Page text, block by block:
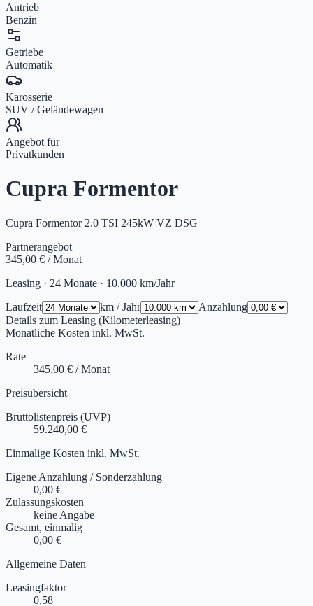
Antrieb
Benzin
Getriebe
Automatik
Karosserie
SUV / Geländewagen
Angebot für
Privatkunden
Cupra Formentor
Cupra Formentor 2.0 TSI 245kW VZ DSG
Partnerangebot
345,00 € / Monat
Leasing · 24 Monate · 10.000 km/Jahr
Laufzeit
km / Jahr
Anzahlung
Details zum Leasing (Kilometerleasing)
Monatliche Kosten inkl. MwSt.
Rate
345,00 € / Monat
Preisübersicht
Bruttolistenpreis (UVP)
59.240,00 €
Einmalige Kosten inkl. MwSt.
Eigene Anzahlung / Sonderzahlung
0,00 €
Zulassungskosten
keine Angabe
Gesamt, einmalig
0,00 €
Allgemeine Daten
Leasingfaktor
0,58